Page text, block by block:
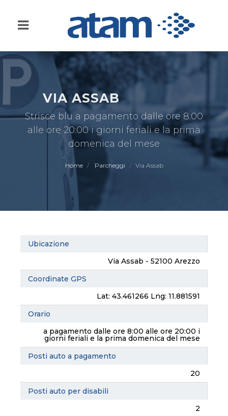
VIA ASSAB
Strisce blu a pagamento dalle ore 8:00
alle ore 20:00 i giorni feriali e la prima
domenica del mese
Home Parcheggi Via Assab
Ubicazione
Via Assab - 52100 Arezzo
Coordinate GPS
Lat: 43.461266 Lng: 11.881591
Orario
a pagamento dalle ore 8:00 alle ore 20:00 i
giorni feriali e la prima domenica del mese
Posti auto a pagamento
20
Posti auto per disabili
2